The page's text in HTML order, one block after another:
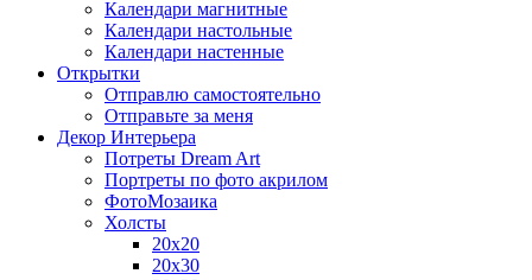
Календари магнитные
Календари настольные
Календари настенные
Открытки
Отправлю самостоятельно
Отправьте за меня
Декор Интерьера
Потреты Dream Art
Портреты по фото акрилом
ФотоМозаика
Холсты
20х20
20х30